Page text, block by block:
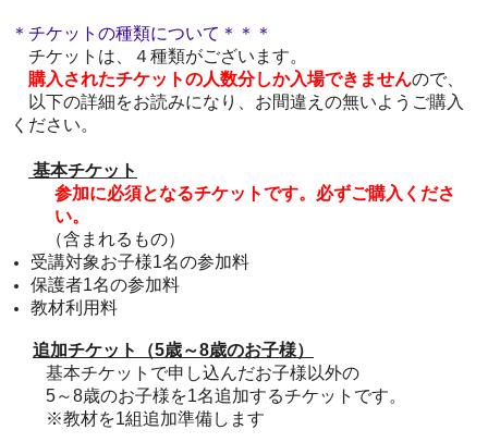
＊チケットの種類について＊＊＊
チケットは、４種類がございます。
購入されたチケットの人数分しか入場できませんので、
以下の詳細をお読みになり、 お間違えの無いようご購入
ください。
基本チケット
参加に必須となるチケットです。必ずご購入くださ
い。
（含まれるもの）
受講対象お子様1名の参加料
保護者1名の参加料
教材利用料
追加チケット（5歳～8歳のお子様）
基本チケットで申し込んだお子様以外の
5～8歳のお子様を1名追加するチケットです。
※教材を1組追加準備します